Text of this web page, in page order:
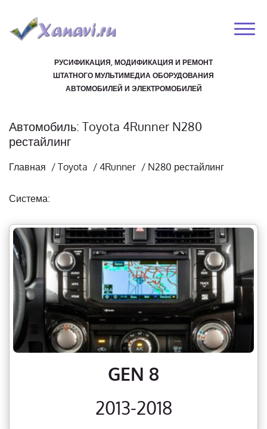
РУСИФИКАЦИЯ, МОДИФИКАЦИЯ И РЕМОНТ
ШТАТНОГО МУЛЬТИМЕДИА ОБОРУДОВАНИЯ
АВТОМОБИЛЕЙ И ЭЛЕКТРОМОБИЛЕЙ
Автомобиль: Toyota 4Runner N280
рестайлинг
Главная / Toyota / 4Runner / N280 рестайлинг
Система:
GEN 8
2013-2018